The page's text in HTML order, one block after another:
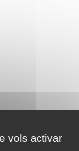
vols activar